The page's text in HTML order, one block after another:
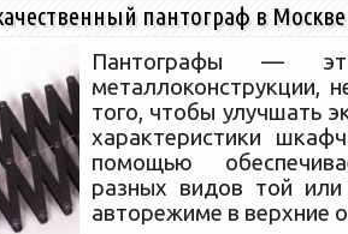
пантограф в Москве
Пантографы —
металлоконструкции,
того, чтобы улучшать
характеристики
помощью
разных видов той
авторежиме в верхние